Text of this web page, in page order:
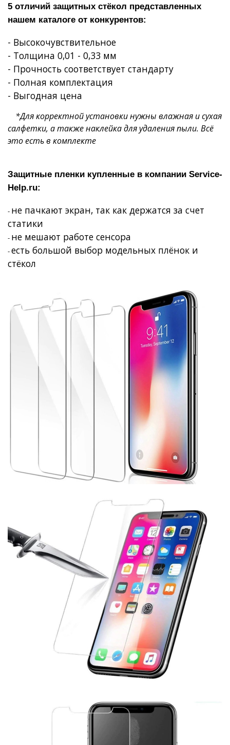
5 отличий защитных стёкол представленных
нашем каталоге от конкурентов:
- Высокочувствительное
- Толщина 0,01 - 0,33 мм
- Прочность соответствует стандарту
- Полная комплектация
- Выгодная цена
*Для корректной установки нужны влажная и сухая
салфетки, а также наклейка для удаления пыли. Всё
это есть в комплекте
Защитные пленки купленные в компании Service-
Help.ru:
- не пачкают экран, так как держатся за счет
статики
- не мешают работе сенсора
-есть большой выбор модельных плёнок и
стёкол